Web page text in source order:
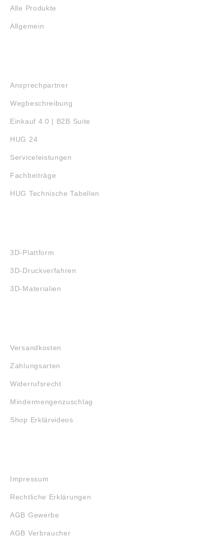
Alle Produkte
Allgemein
Ansprechpartner
Wegbeschreibung
Einkauf 4.0 | B2B Suite
HUG 24
Serviceleistungen
Fachbeiträge
HUG Technische Tabellen
3D-Plattform
3D-Druckverfahren
3D-Materialien
Versandkosten
Zahlungsarten
Widerrufsrecht
Mindermengenzuschlag
Shop Erklärvideos
Impressum
Rechtliche Erklärungen
AGB Gewerbe
AGB Verbraucher